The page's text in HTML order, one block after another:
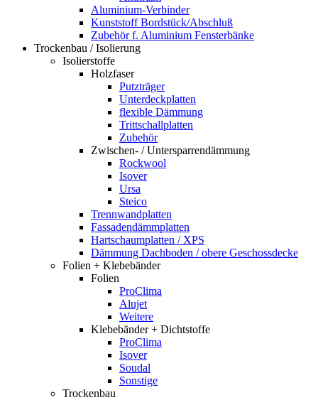
Aluminium-Verbinder
Kunststoff Bordstück/Abschluß
Zubehör f. Aluminium Fensterbänke
Trockenbau / Isolierung
Isolierstoffe
Holzfaser
Putzträger
Unterdeckplatten
flexible Dämmung
Trittschallplatten
Zubehör
Zwischen- / Untersparrendämmung
Rockwool
Isover
Ursa
Steico
Trennwandplatten
Fassadendämmplatten
Hartschaumplatten / XPS
Dämmung Dachboden / obere Geschossdecke
Folien + Klebebänder
Folien
ProClima
Alujet
Weitere
Klebebänder + Dichtstoffe
ProClima
Isover
Soudal
Sonstige
Trockenbau